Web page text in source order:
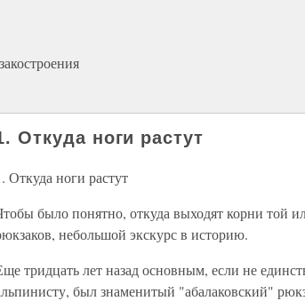
Откуда ноги растут
Откуда ноги растут
было понятно, откуда выходят корни той
небольшой экскурс в историю.
тридцать лет назад основным, если не
был знаменитый "абалаковский"